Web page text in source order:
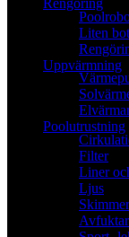
Rengöring
Liten
Uppvärmning
Poolutrustning
Filter
Liner
Ljus